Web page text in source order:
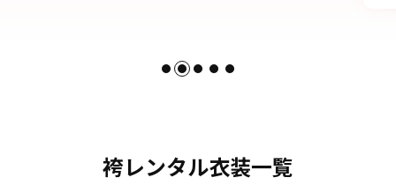
袴レンタル衣装一覧